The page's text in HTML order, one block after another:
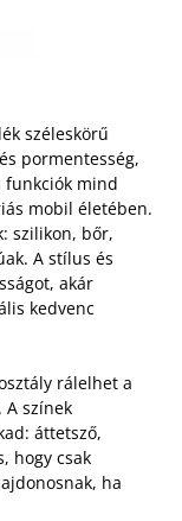
széleskörű
pormentesség,
funkciók mind
mobil életében.
szilikon, bőr,
A stílus és
akár
kedvenc
rálelhet a
színek
áttetsző,
hogy csak
ha